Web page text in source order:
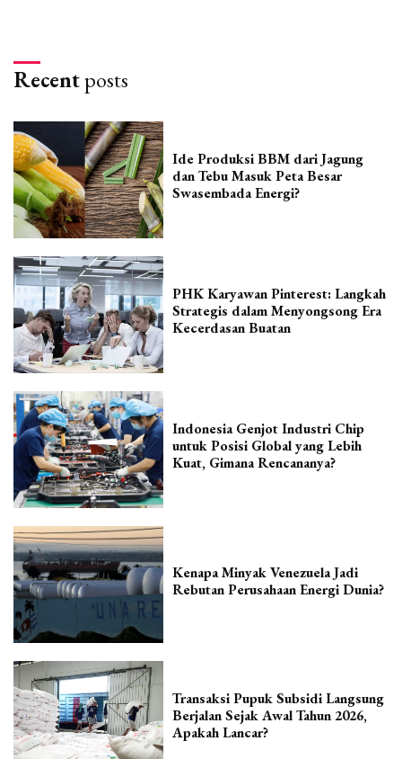
Recentposts
Ide Produksi BBM dari Jagung
dan Tebu Masuk Peta Besar
Swasembada Energi?
PHK Karyawan Pinterest: Langkah
Strategis dalam Menyongsong Era
Kecerdasan Buatan
Indonesia Genjot Industri Chip
untuk Posisi Global yang Lebih
Kuat, Gimana Rencananya?
Kenapa Minyak Venezuela Jadi
Rebutan Perusahaan Energi Dunia?
Transaksi Pupuk Subsidi Langsung
Berjalan Sejak Awal Tahun 2026,
Apakah Lancar?